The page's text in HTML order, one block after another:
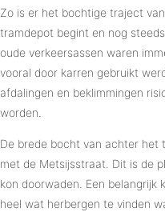
Zo is er het bochtige traject
tramdepot begint en nog
oude verkeersassen waren
vooral door karren gebruikt
afdalingen en beklimmingen
worden.
De brede bocht van achter het
met de Metsijsstraat. Dit is de
kon doorwaden. Een belangrijk
heel wat herbergen te vinden